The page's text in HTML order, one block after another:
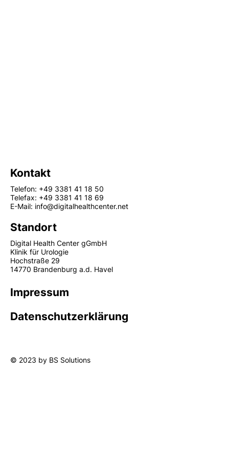
Standort
Digital Health Center gGmbH
Klinik für Urologie
Hochstraße 29
14770 Brandenburg a.d. Havel
Kontakt
Telefon: +49 3381 41 18 50
Telefax: +49 3381 41 18 69
E-Mail: info@digitalhealthcenter.net
© 2023 by BS Solutions
Impressum
Datenschutzerklärung